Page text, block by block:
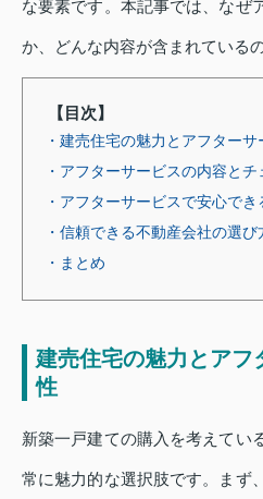
な要素です。本記事では、なぜ
か、どんな内容が含まれている
【目次】
・建売住宅の魅力とアフター
・アフターサービスの内容とチ
・アフターサービスで安心で
・信頼できる不動産会社の選び
・まとめ
建売住宅の魅力とアフ
性
新築一戸建ての購入を考えてい
常に魅力的な選択肢です。まず